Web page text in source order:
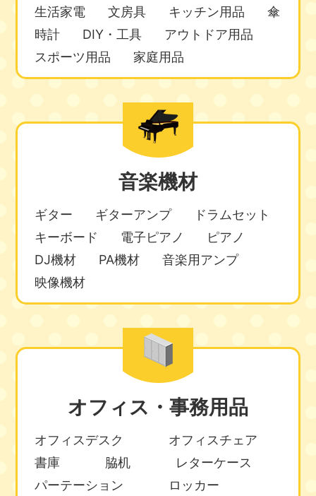
生活家電 文房具 キッチン用品
傘
時計
DIY・工具
アウトドア用品
スポーツ用品
家庭用品
音楽機材
ギター ギターアンプ
ドラムセット
キーボード
電子ピアノ
ピアノ
DJ機材
PA機材
音楽用アンプ
映像機材
オフィス・事務用品
オフィスデスク
オフィスチェア
書庫
脇机
レターケース
パーテーション
ロッカー